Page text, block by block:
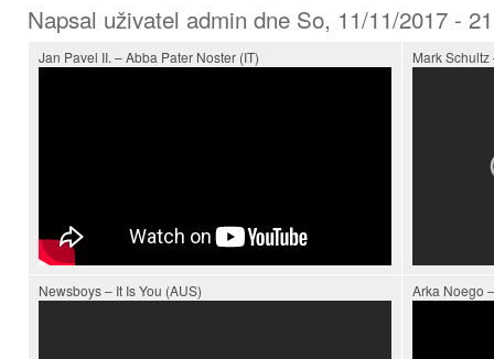
Napsal uživatel admin dne So, 11/11/2017 -
Jan Pavel II. – Abba Pater Noster (IT) Mark
Newsboys – It Is You (AUS) Arka Noego